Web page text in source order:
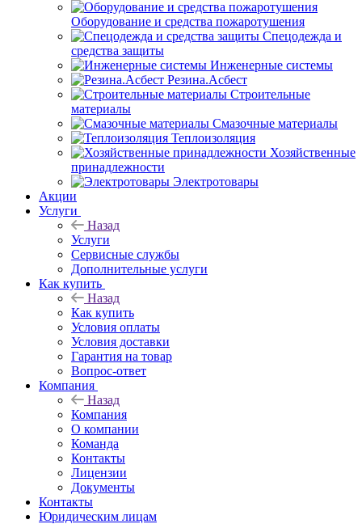
Оборудование и средства пожаротушения
Спецодежда и
средства защиты
Инженерные системы
Резина.Асбест
Строительные
материалы
Смазочные материалы
Теплоизоляция
Хозяйственные
принадлежности
Электротовары
Акции
Услуги
Назад
Услуги
Сервисные службы
Дополнительные услуги
Как купить
Назад
Как купить
Условия оплаты
Условия доставки
Гарантия на товар
Вопрос-ответ
Компания
Назад
Компания
О компании
Команда
Контакты
Лицензии
Документы
Контакты
Юридическим лицам